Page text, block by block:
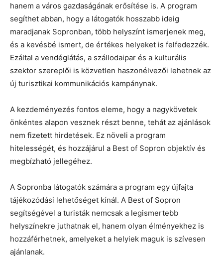
hanem a város gazdaságának erősítése is. A program
segíthet abban, hogy a látogatók hosszabb ideig
maradjanak Sopronban, több helyszínt ismerjenek meg,
és a kevésbé ismert, de értékes helyeket is felfedezzék.
Ezáltal a vendéglátás, a szállodaipar és a kulturális
szektor szereplői is közvetlen haszonélvezői lehetnek az
új turisztikai kommunikációs kampánynak.
A kezdeményezés fontos eleme, hogy a nagykövetek
önkéntes alapon vesznek részt benne, tehát az ajánlások
nem fizetett hirdetések. Ez növeli a program
hitelességét, és hozzájárul a Best of Sopron objektív és
megbízható jellegéhez.
A Sopronba látogatók számára a program egy újfajta
tájékozódási lehetőséget kínál. A Best of Sopron
segítségével a turisták nemcsak a legismertebb
helyszínekre juthatnak el, hanem olyan élményekhez is
hozzáférhetnek, amelyeket a helyiek maguk is szívesen
ajánlanak.